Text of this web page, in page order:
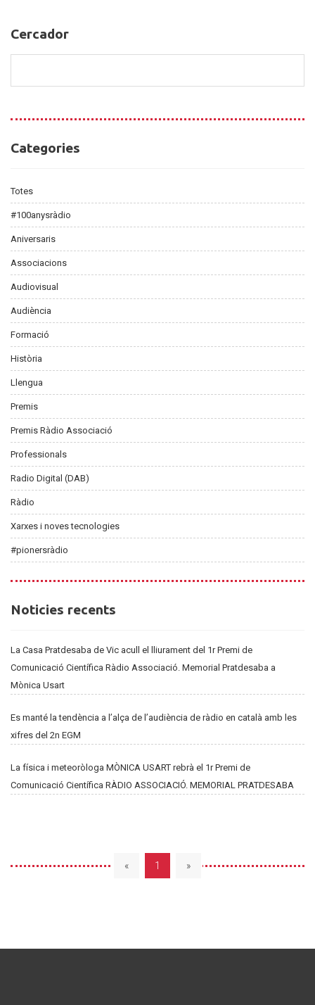
Cercador
Cercador
Categories
Categories
Totes
#100anysràdio
Aniversaris
Associacions
Audiovisual
Audiència
Formació
Història
Llengua
Premis
Premis Ràdio Associació
Professionals
Radio Digital (DAB)
Ràdio
Xarxes i noves tecnologies
#pionersràdio
Noticies
Noticies recents
La Casa Pratdesaba de Vic acull el lliurament del 1r Premi de
Comunicació Científica Ràdio Associació. Memorial Pratdesaba a
Mònica Usart
Es manté la tendència a l’alça de l’audiència de ràdio en català amb les
xifres del 2n EGM
La física i meteoròloga MÒNICA USART rebrà el 1r Premi de
Comunicació Científica RÀDIO ASSOCIACIÓ. MEMORIAL PRATDESABA
« 1 »